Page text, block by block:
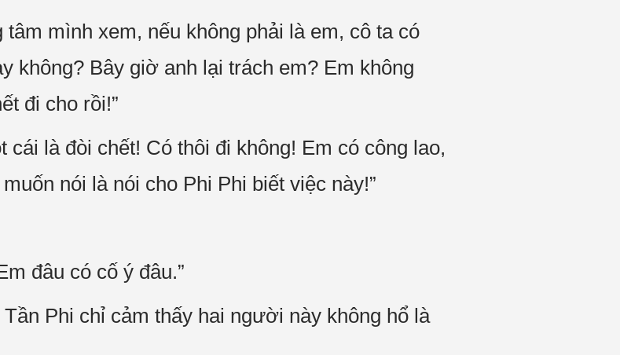
mình xem, nếu không phải là em, cô ta có
không? Bây giờ anh lại trách em? Em không
đi cho rồi!”
là đòi chết! Có thôi đi không! Em có công lao,
nói là nói cho Phi Phi biết việc này!”
đâu có cố ý đâu.”
Phi chỉ cảm thấy hai người này không hổ là